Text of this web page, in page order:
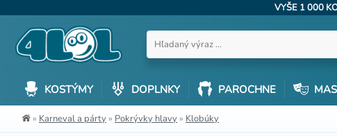
VYŠE 1 000
KOSTÝMY DOPLNKY PAROCHNE
» Karneval a párty » Pokrývky hlavy » Klobúky